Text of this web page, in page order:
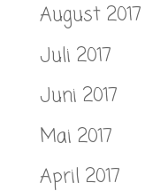
August 2017
Juli 2017
Juni 2017
Mai 2017
April 2017